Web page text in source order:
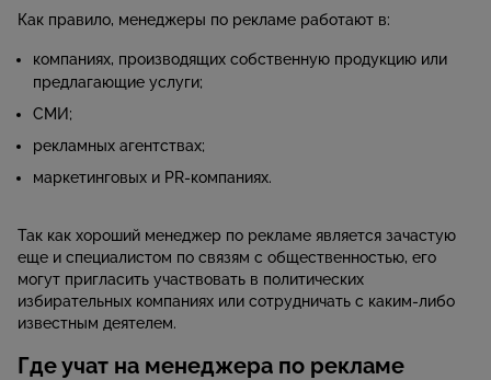
Как правило, менеджеры по рекламе работают в:
компаниях, производящих собственную продукцию или
предлагающие услуги;
СМИ;
рекламных агентствах;
маркетинговых и PR-компаниях.
Так как хороший менеджер по рекламе является зачастую
еще и специалистом по связям с общественностью, его
могут пригласить участвовать в политических
избирательных компаниях или сотрудничать с каким-либо
известным деятелем.
Где учат на менеджера по рекламе